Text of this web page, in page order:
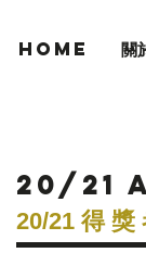
Home 關
20/21
20/21 得 獎